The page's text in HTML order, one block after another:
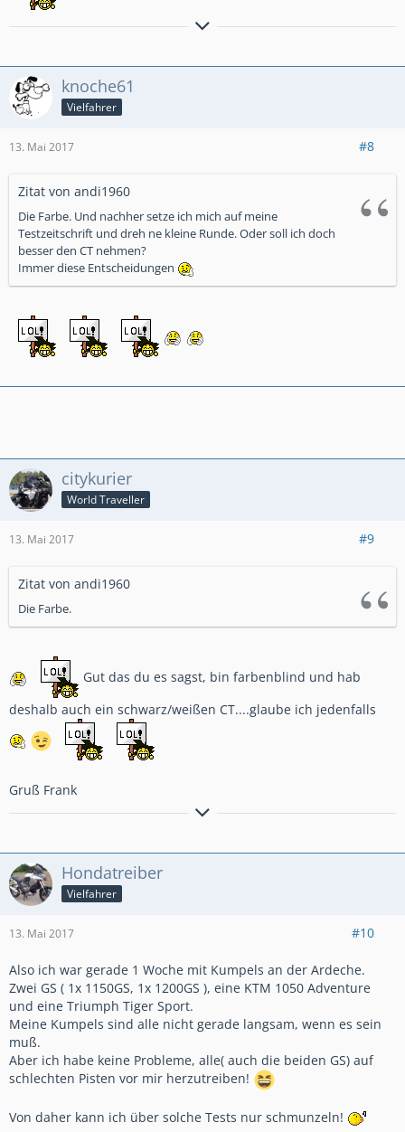
knoche61
Vielfahrer
13. Mai 2017 #8
Zitat von andi1960
Die Farbe. Und nachher setze ich mich auf meine
Testzeitschrift und dreh ne kleine Runde. Oder soll ich doch
besser den CT nehmen?
Immer diese Entscheidungen
citykurier
World Traveller
13. Mai 2017 #9
Zitat von andi1960
Die Farbe.
Gut das du es sagst, bin farbenblind und hab
deshalb auch ein schwarz/weißen CT....glaube ich jedenfalls
Gruß Frank
´15er Crosstourer DCT,Honda-Koffersatz, Ermax-
xStream-Werkzeugtasche, lights4all-Rauchglas-Rücklicht,SW-
Hauptständer,SW-Fußrasten,Bodystyle-Hinterradabdeckung,
Givi-Motorschutz,BSG-Kardanschutz
Hondatreiber
Vielfahrer
13. Mai 2017 #10
Also ich war gerade 1 Woche mit Kumpels an der Ardeche.
Zwei GS ( 1x 1150GS, 1x 1200GS ), eine KTM 1050 Adventure
und eine Triumph Tiger Sport.
Meine Kumpels sind alle nicht gerade langsam, wenn es sein
muß.
Aber ich habe keine Probleme, alle( auch die beiden GS) auf
schlechten Pisten vor mir herzutreiben!
Von daher kann ich über solche Tests nur schmunzeln!